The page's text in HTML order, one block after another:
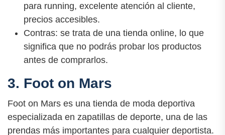
para running, excelente atención al cliente,
precios accesibles.
Contras: se trata de una tienda online, lo que
significa que no podrás probar los productos
antes de comprarlos.
3. Foot on Mars
Foot on Mars es una tienda de moda deportiva
especializada en zapatillas de deporte, una de las
prendas más importantes para cualquier deportista.